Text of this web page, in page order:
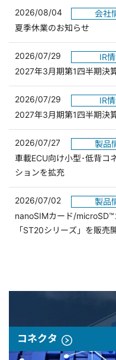
2026/08/04
会社
夏季休業のお知らせ
2026/07/29
IR
2027年3月期第1四半期決
2026/07/29
IR
2027年3月期第1四半期決
2026/07/27
製品
車載ECU向け小型･低背コ
ションを拡充
2026/07/02
製品
nanoSIMカード/
「ST20シリーズ」を販売
コネクタ